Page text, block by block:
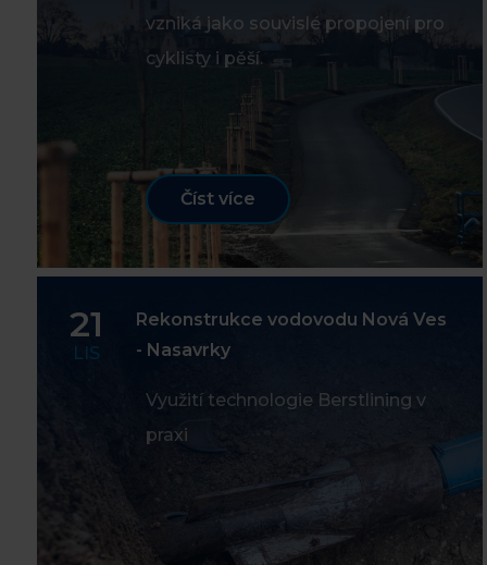
vzniká jako souvislé propojení pro
cyklisty i pěší.
Číst více
21
LIS
Rekonstrukce vodovodu Nová Ves
- Nasavrky
Využití technologie Berstlining v
praxi